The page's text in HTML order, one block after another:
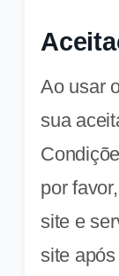
Ao usar
sua
por
site e
site